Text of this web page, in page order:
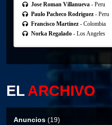
Jose Roman Villanueva- Peru
Paulo Pacheco Rodriguez- Peru
Francisco Martinez- Colombia
Norka Regalado- Los Angeles
ELARCHIVO
Anuncios (19)